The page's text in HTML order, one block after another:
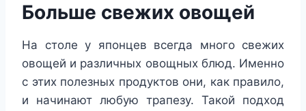
Больше свежих овощей
На столе у японцев всегда много свежих
овощей и различных овощных блюд. Именно
с этих полезных продуктов они, как правило,
и начинают любую трапезу. Такой подход